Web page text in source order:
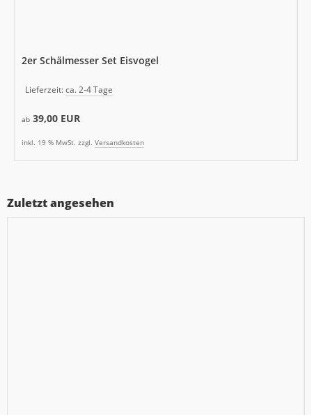
2er Schälmesser Set Eisvogel
Lieferzeit:ca. 2-4 Tage
ab 39,00 EUR
inkl. 19 % MwSt. zzgl. Versandkosten
Zuletzt angesehen